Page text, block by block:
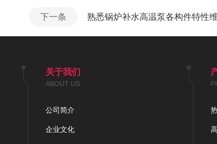
下一条 熟悉锅炉补水高温泵各构件特性
关于我们
ABOUT US
公司简介
企业文化